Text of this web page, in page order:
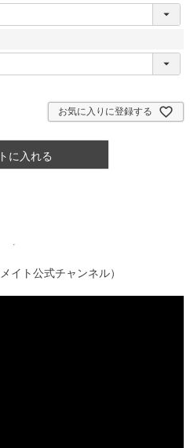
お気に入りに登録する
に入れる
イト公式チャンネル）